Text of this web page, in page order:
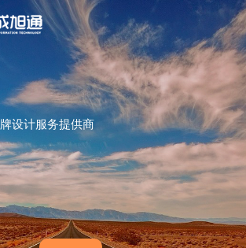
牌设计服务提供商